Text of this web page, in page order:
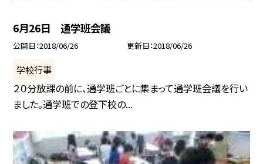
6月26日 通学班会議
公開日 2018/06/26 更新日 2018/06/26
学校行事
２０分放課の前に、通学班ごとに集まって通学班会議を行い
ました。通学班での登下校の...